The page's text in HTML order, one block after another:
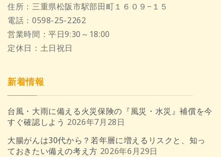
住所： 三重県松阪市駅部田町１６０９−１５
電話： 0598-25-2262
営業時間：平日9:30～18:00
定休日： 土日祝日
新着情報
台風・大雨に備える火災保険の『風災・水災』補償を今
すぐ確認しよう 2026年7月28日
大腸がんは30代から？若年層に増えるリスクと、知っ
ておきたい備えの考え方 2026年6月29日